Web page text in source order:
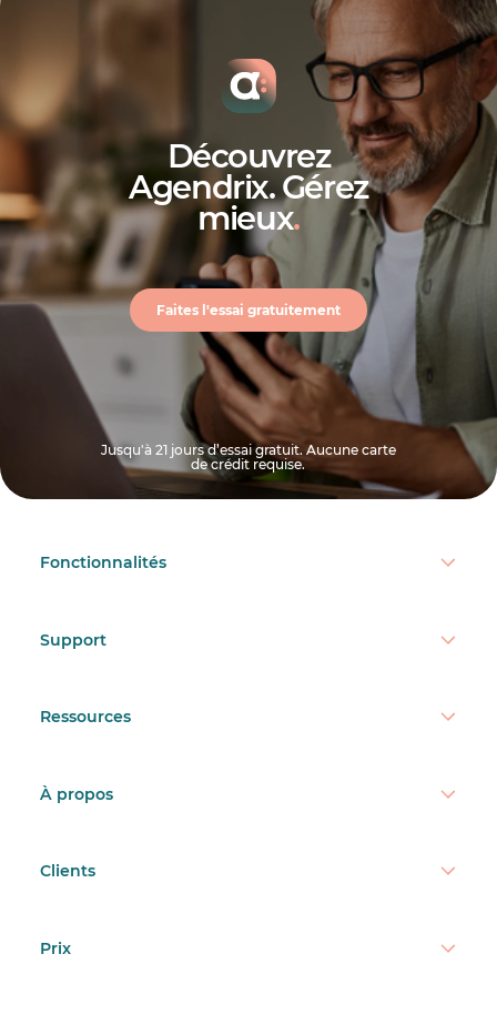
Découvrez
Agendrix. Gérez
mieux.
Faites l'essai gratuitement
Jusqu'à 21 jours d’essai gratuit. Aucune carte
de crédit requise.
Fonctionnalités
Support
Ressources
À propos
Clients
Prix